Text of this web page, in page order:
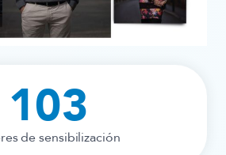
103
de sensibilización